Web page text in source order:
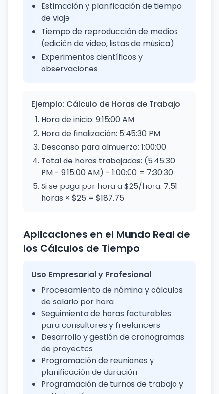
Estimación y planificación de tiempo
de viaje
Tiempo de reproducción de medios
(edición de video, listas de música)
Experimentos científicos y
observaciones
Ejemplo: Cálculo de Horas de Trabajo
Hora de inicio: 9:15:00 AM
Hora de finalización: 5:45:30 PM
Descanso para almuerzo: 1:00:00
Total de horas trabajadas: (5:45:30
PM - 9:15:00 AM) - 1:00:00 = 7:30:30
Si se paga por hora a $25/hora: 7.51
horas × $25 = $187.75
Aplicaciones en el Mundo Real de
los Cálculos de Tiempo
Uso Empresarial y Profesional
Procesamiento de nómina y cálculos
de salario por hora
Seguimiento de horas facturables
para consultores y freelancers
Desarrollo y gestión de cronogramas
de proyectos
Programación de reuniones y
planificación de duración
Programación de turnos de trabajo y